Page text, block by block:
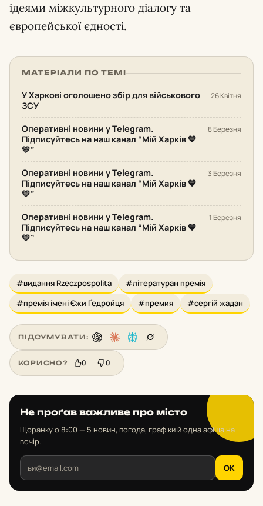
ідеями міжкультурного діалогу та
європейської єдності.
МАТЕРІАЛИ ПО ТЕМІ
У Харкові оголошено збір для військового
ЗСУ
26 Квітня
Оперативні новини у Telegram.
Підписуйтесь на наш канал “Мій Харків 💙
💛”
8 Березня
Оперативні новини у Telegram.
Підписуйтесь на наш канал “Мій Харків 💙
💛”
3 Березня
Оперативні новини у Telegram.
Підписуйтесь на наш канал “Мій Харків 💙
💛”
1 Березня
#видання Rzeczpospolita
#літературан премія
#премія імені Єжи Ґедройця
#премия #сергій жадан
ПІДСУМУВАТИ:
КОРИСНО? 0 0
Не проґав важливе про місто
Щоранку о 8:00 — 5 новин, погода, графіки й одна афіша на
вечір.
OK